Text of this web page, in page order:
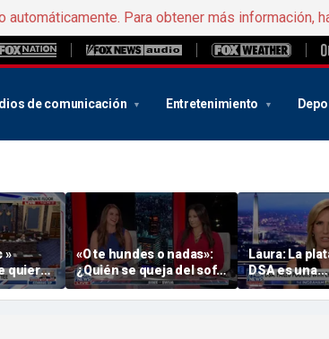
Para obtener más información,
de comunicación Entretenimiento
»
quiere
quede
«O te hundes o nadas»:
¿Quién se queja del sofá
del Despacho Oval?
Laura: La
DSA es una
políticas